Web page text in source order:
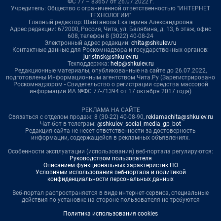
Учредитель: Общество с ограниченной ответственностью "ИНТЕРНЕТ
ТЕХНОЛОГИИ"
Главный редактор: Шайтанова Екатерина Александровна
Адрес редакции: 672000, Россия, Чита, ул. Балябина, д. 13, 6 этаж, офис
608, телефон 8 (3022) 40-08-24
Электронный адрес редакции: chita@shkulev.ru
Контактные данные для Роскомнадзора и государственных органов:
juristnsk@shkulev.ru
Техподдержка: help@shkulev.ru
Редакционные материалы, опубликованные на сайте до 26.07.2022,
подготовлены Информационным агентством Чита.Ру (Зарегистрировано
Роскомнадзором - Свидетельство о регистрации средства массовой
информации ИА №ФС 77-71394 от 17 октября 2017 года)
РЕКЛАМА НА САЙТЕ
Связаться с отделом продаж: 8 (30-22) 40-08-90, reklamachita@shkulev.ru
Чат-бот в телеграм: @shkulev_social_media_gp_bot
Редакция сайта не несет ответственности за достоверность
информации, содержащейся в рекламных объявлениях.
Особенности эксплуатации (использования) веб-портала регулируются:
Руководством пользователя
Описанием функциональных характеристик ПО
Условиями использования веб-портала и политикой
конфиденциальности персональных данных
Веб-портал распространяется в виде интернет-сервиса, специальные
действия по установке на стороне пользователя не требуются
Политика использования cookies